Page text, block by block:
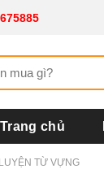
Trang chủ
TỪ VỰNG